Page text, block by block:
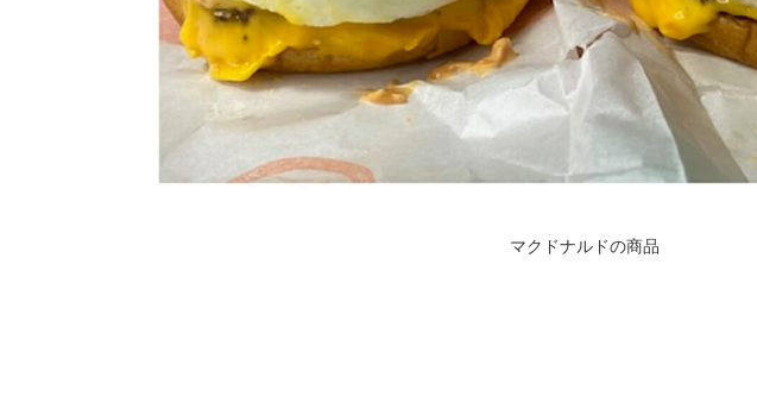
マクドナルドの商品